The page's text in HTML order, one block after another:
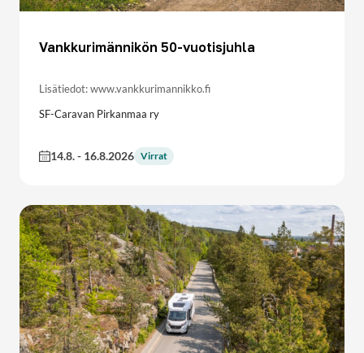
Vankkurimännikön 50-vuotisjuhla
Lisätiedot: www.vankkurimannikko.fi
SF-Caravan Pirkanmaa ry
14.8.- 16.8.2026 Virrat